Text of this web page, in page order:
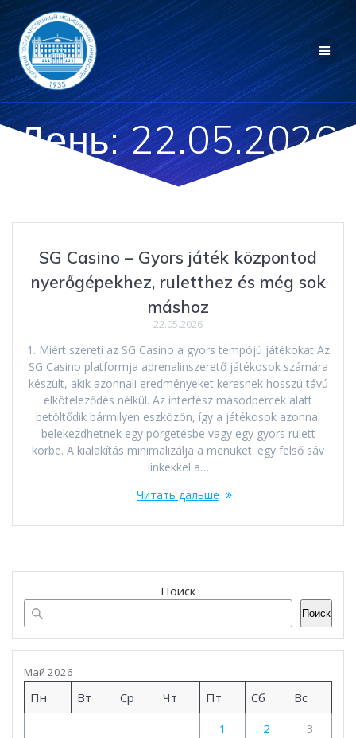
Перейти
контенту
День:22.05.2026
SG Casino – Gyors játék központod
nyerőgépekhez, ruletthez és még sok
máshoz
22.05.2026
1. Miért szereti az SG Casino a gyors tempójú játékokat Az
SG Casino platformja adrenalinszerető játékosok számára
készült, akik azonnali eredményeket keresnek hosszú távú
elköteleződés nélkül. Az interfész másodpercek alatt
betöltődik bármilyen eszközön, így a játékosok azonnal
belekezdhetnek egy pörgetésbe vagy egy gyors rulett
körbe. A kialakítás minimalizálja a menüket: egy felső sáv
linkekkel a…
Читать дальше
Поиск
Поиск
Май 2026
Пн Вт Ср Чт Пт Сб
Вс
1
2
3